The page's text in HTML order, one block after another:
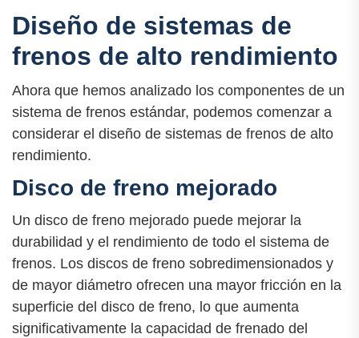
Diseño de sistemas de
frenos de alto rendimiento
Ahora que hemos analizado los componentes de un
sistema de frenos estándar, podemos comenzar a
considerar el diseño de sistemas de frenos de alto
rendimiento.
Disco de freno mejorado
Un disco de freno mejorado puede mejorar la
durabilidad y el rendimiento de todo el sistema de
frenos. Los discos de freno sobredimensionados y
de mayor diámetro ofrecen una mayor fricción en la
superficie del disco de freno, lo que aumenta
significativamente la capacidad de frenado del